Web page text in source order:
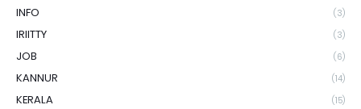
INFO (3)
IRIITTY (3)
JOB (6)
KANNUR (14)
KERALA (15)